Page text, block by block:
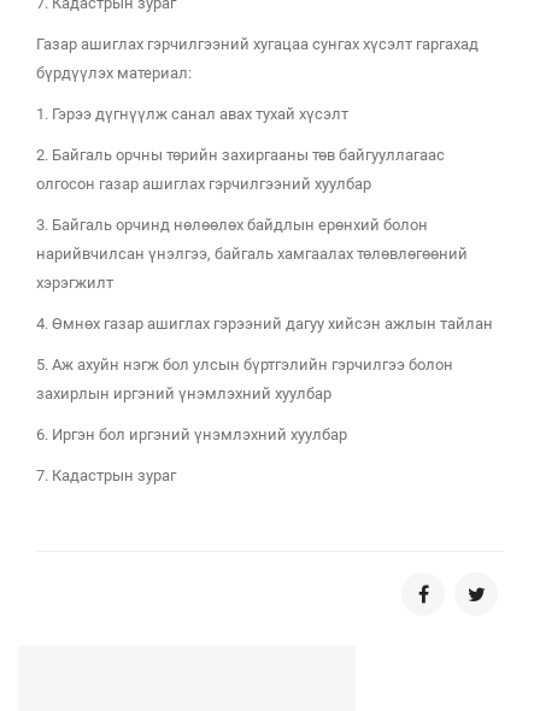
Газар ашиглах гэрчилгээний хугацаа сунгах хүсэлт гаргахад
бүрдүүлэх материал:
1. Гэрээ дүгнүүлж санал авах тухай хүсэлт
2. Байгаль орчны төрийн захиргааны төв байгууллагаас
олгосон газар ашиглах гэрчилгээний хуулбар
3. Байгаль орчинд нөлөөлөх байдлын ерөнхий болон
нарийвчилсан үнэлгээ, байгаль хамгаалах төлөвлөгөөний
хэрэгжилт
4. Өмнөх газар ашиглах гэрээний дагуу хийсэн ажлын тайлан
5. Аж ахуйн нэгж бол улсын бүртгэлийн гэрчилгээ болон
захирлын иргэний үнэмлэхний хуулбар
6. Иргэн бол иргэний үнэмлэхний хуулбар
7. Кадастрын зураг